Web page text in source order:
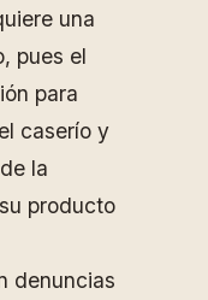
una
pues el
para
caserío y
la
producto
denuncias